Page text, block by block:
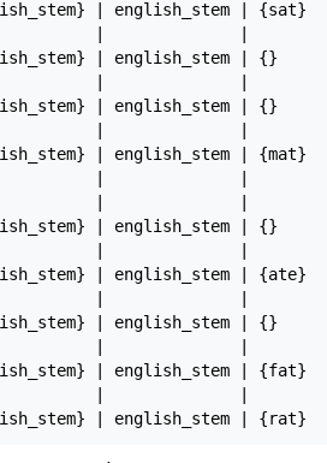
| english_stem | {sat}
|              |
| english_stem | {}
|              |
| english_stem | {}
|              |
| english_stem | {mat}
|              |
|              |
| english_stem | {}
|              |
| english_stem | {ate}
|              |
| english_stem | {}
|              |
| english_stem | {fat}
|              |